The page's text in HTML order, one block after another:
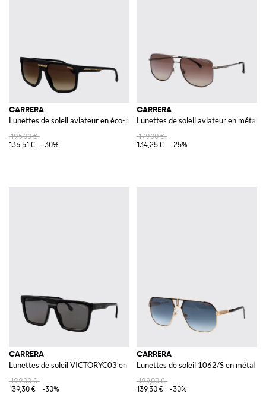
CARRERA
Lunettes de soleil aviateur en éco-polyamide avec verres ambrés
195,00 €
136,51 €
-30%
CARRERA
Lunettes de soleil aviateur en métal
179,00 €
134,25 €
-25%
CARRERA
Lunettes de soleil VICTORYC03 en acétate
199,00 €
139,30 €
-30%
CARRERA
Lunettes de soleil 1062/S en métal
199,00 €
139,30 €
-30%